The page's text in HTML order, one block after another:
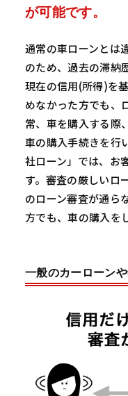
が可能です。
通常の車ローンとは
のため、過去の滞納
現在の信用(所得)を
めなかった方でも、
常、車を購入する際
車の購入手続きを行
社ローン」では、お
す。審査の厳しいロ
のローン審査が通ら
方でも、車の購入を
一般のカーローン